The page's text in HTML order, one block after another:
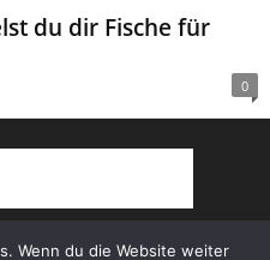
du dir Fische für
0
Wenn du die Website weiter